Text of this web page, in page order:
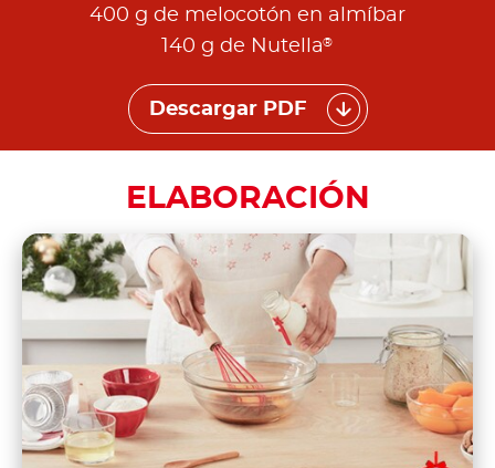
400 g de melocotón en almíbar
140 g de Nutella®
Descargar PDF
ELABORACIÓN